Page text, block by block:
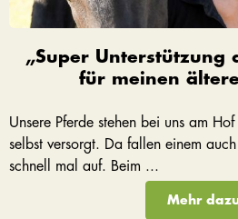
„Super Unterstützung
für meinen
Unsere Pferde stehen bei uns am
selbst versorgt. Da fallen einem
schnell mal auf. Beim ...
Mehr